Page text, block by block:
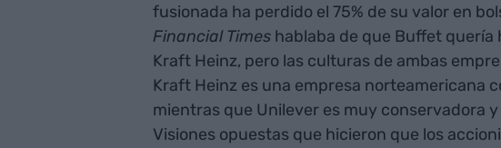
fusionada ha perdido el 75% de su valor en
Financial Timeshablaba de que Buffet quería
Kraft Heinz, pero las culturas de ambas
Kraft Heinz es una empresa norteamericana
mientras que Unilever es muy conservadora
Visiones opuestas que hicieron que los